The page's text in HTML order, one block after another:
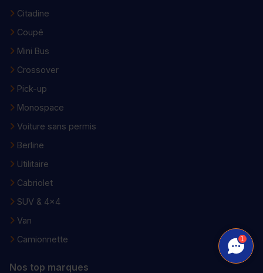
Citadine
Coupé
Mini Bus
Crossover
Pick-up
Monospace
Voiture sans permis
Berline
Utilitaire
Cabriolet
SUV & 4x4
Van
Camionnette
Nos top marques
1